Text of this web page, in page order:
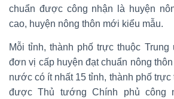
chuẩn được công nhận là huyện
cao, huyện nông thôn mới kiểu mẫu.
Mỗi tỉnh, thành phố trực thuộc
đơn vị cấp huyện đạt chuẩn nông
nước có ít nhất 15 tỉnh, thành phố
được Thủ tướng Chính phủ công